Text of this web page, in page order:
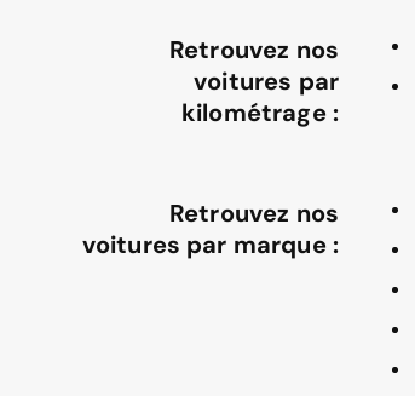
Retrouvez nos
voitures par
kilométrage :
Retrouvez nos
voitures par marque :